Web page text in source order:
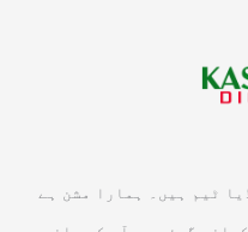
ٹیم ہیں۔ ہمارا مشن ہے